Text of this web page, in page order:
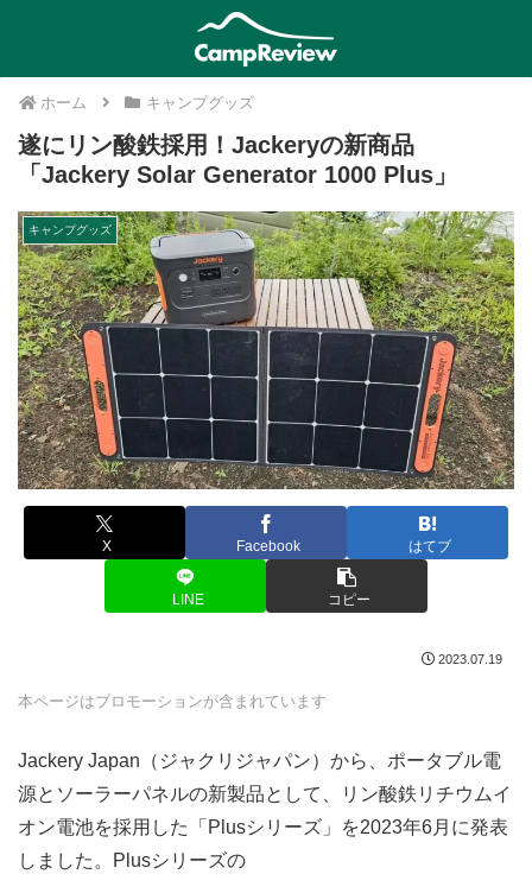
ホーム キャンプグッズ
遂にリン酸鉄採用！Jackeryの新商品
「Jackery Solar Generator 1000 Plus」
キャンプグッズ
X Facebook はてブ
LINE コピー
2023.07.19
本ページはプロモーションが含まれています
Jackery Japan（ジャクリジャパン）から、ポータブル電
源とソーラーパネルの新製品として、リン酸鉄リチウムイ
オン電池を採用した「Plusシリーズ」を2023年6月に発表
しました。Plusシリーズの